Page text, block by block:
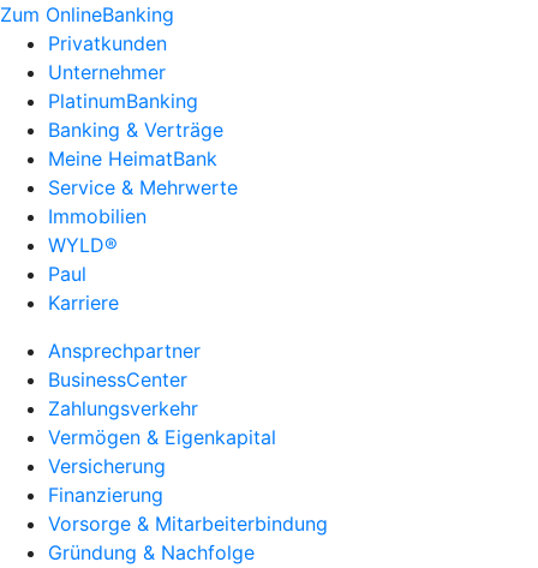
Zum OnlineBanking
Privatkunden
Unternehmer
PlatinumBanking
Banking & Verträge
Meine HeimatBank
Service & Mehrwerte
Immobilien
WYLD®
Paul
Karriere
Ansprechpartner
BusinessCenter
Zahlungsverkehr
Vermögen & Eigenkapital
Versicherung
Finanzierung
Vorsorge & Mitarbeiterbindung
Gründung & Nachfolge